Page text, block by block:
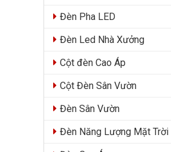
Đèn Pha LED
Đèn Led Nhà Xưởng
Cột đèn Cao Áp
Cột Đèn Sân Vườn
Đèn Sân Vườn
Đèn Năng Lượng Mặt Trời